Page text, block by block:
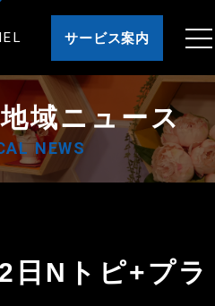
サービス案内
域ニュース
NEWS